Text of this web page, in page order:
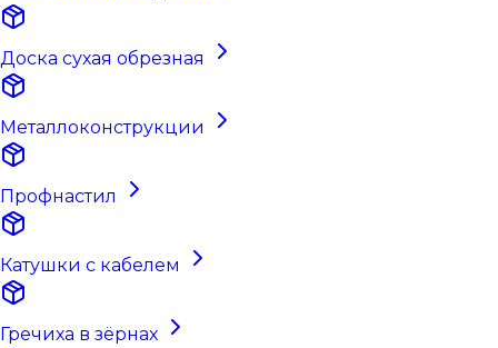
Доска сухая обрезная
Металлоконструкции
Профнастил
Катушки с кабелем
Гречиха в зёрнах